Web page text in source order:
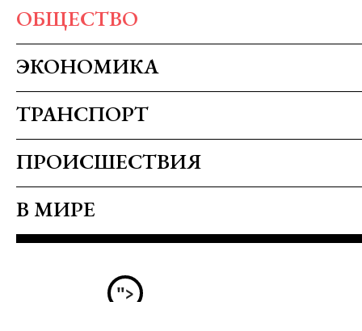
ОБЩЕСТВО
ЭКОНОМИКА
ТРАНСПОРТ
ПРОИСШЕСТВИЯ
В МИРЕ
">